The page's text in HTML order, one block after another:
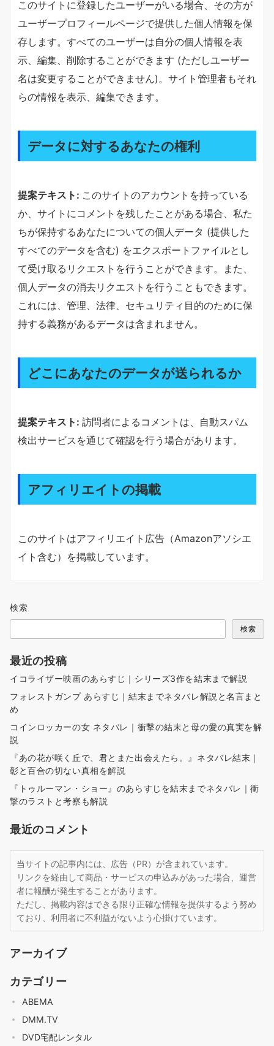
このサイトに登録したユーザーがいる場合、その方が
ユーザープロフィールページで提供した個人情報を保
存します。すべてのユーザーは自分の個人情報を表
示、編集、削除することができます (ただしユーザー
名は変更することができません)。サイト管理者もそれ
らの情報を表示、編集できます。
データに対するあなたの権利
提案テキスト: このサイトのアカウントを持っている
か、サイトにコメントを残したことがある場合、私た
ちが保持するあなたについての個人データ (提供した
すべてのデータを含む) をエクスポートファイルとし
て受け取るリクエストを行うことができます。また、
個人データの消去リクエストを行うこともできます。
これには、管理、法律、セキュリティ目的のために保
持する義務があるデータは含まれません。
どこにあなたのデータが送られるか
提案テキスト: 訪問者によるコメントは、自動スパム
検出サービスを通じて確認を行う場合があります。
アフィリエイトの掲載
このサイトはアフィリエイト広告（Amazonアソシエ
イト含む）を掲載しています。
検索
検索
最近の投稿
イコライザー映画のあらすじ｜シリーズ3作を結末まで解説
フォレストガンプ あらすじ｜結末までネタバレ解説と名言まと
め
コインロッカーの女 ネタバレ｜衝撃の結末と母の愛の真実を解
説
『あの花が咲く丘で、君とまた出会えたら。』ネタバレ結末｜
彰と百合の切ない真相を解説
『トゥルーマン・ショー』のあらすじを結末までネタバレ｜衝
撃のラストと考察も解説
最近のコメント
当サイトの記事内には、広告（PR）が含まれています。
リンクを経由して商品・サービスの申込みがあった場合、運営
者に報酬が発生することがあります。
ただし、掲載内容はできる限り正確な情報を提供するよう努め
ており、利用者に不利益がないよう心掛けています。
アーカイブ
カテゴリー
ABEMA
DMM.TV
DVD宅配レンタル